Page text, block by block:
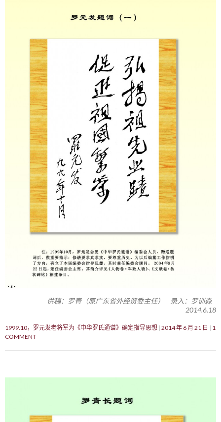
供稿：罗青（原广东省外经贸委主任） 录入：罗训森
2014.6.18
1999.10，罗元发老将军为《中华罗氏通谱》确定指导思想 2014 年 6 月 21 日
1
COMMENT